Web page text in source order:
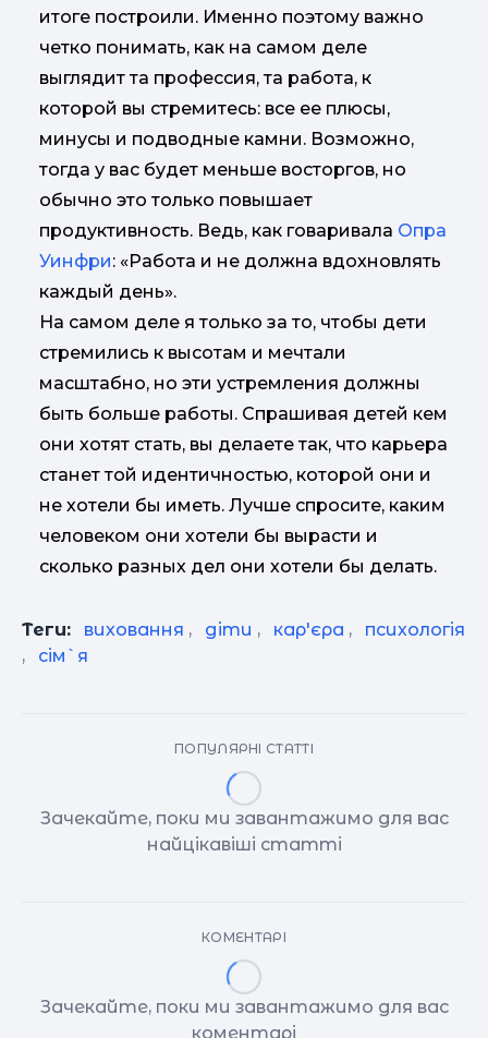
итоге построили. Именно поэтому важно
четко понимать, как на самом деле
выглядит та профессия, та работа, к
которой вы стремитесь: все ее плюсы,
минусы и подводные камни. Возможно,
тогда у вас будет меньше восторгов, но
обычно это только повышает
продуктивность. Ведь, как говаривала Опра
Уинфри: «Работа и не должна вдохновлять
каждый день».
На самом деле я только за то, чтобы дети
стремились к высотам и мечтали
масштабно, но эти устремления должны
быть больше работы. Спрашивая детей кем
они хотят стать, вы делаете так, что карьера
станет той идентичностью, которой они и
не хотели бы иметь. Лучше спросите, каким
человеком они хотели бы вырасти и
сколько разных дел они хотели бы делать.
Теги: виховання , діти , кар'єра ,
психологія
,
сім`я
ПОПУЛЯРНІ СТАТТІ
Зачекайте, поки ми завантажимо для вас
найцікавіші статті
КОМЕНТАРІ
Зачекайте, поки ми завантажимо для вас
коментарі